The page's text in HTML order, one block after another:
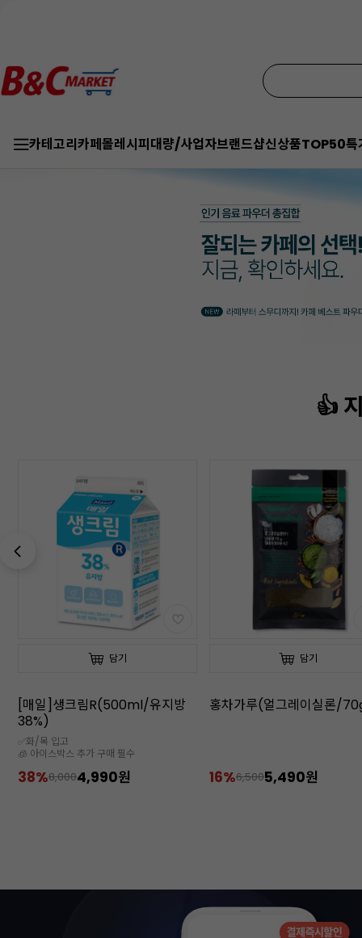
카테고리카페몰레시피대량/사업자브랜드샵신상품TOP50특
👍
담기
[매일]생크림R(500ml/유지방
38%)
✅화/목 입고
🧊 아이스박스 추가 구매 필수
38%8,0004,990원
담기
홍차가루(얼그레이실론/
16%6,5005,490원